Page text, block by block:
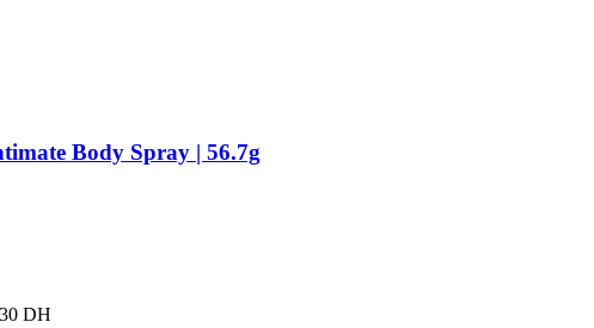
Body Spray | 56.7g
DH